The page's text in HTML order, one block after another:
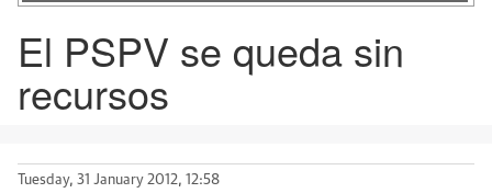
El PSPV se queda sin
recursos
Tuesday, 31 January 2012, 12:58